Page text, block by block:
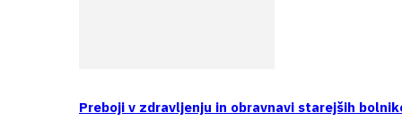
Preboji v zdravljenju in obravnavi starejših